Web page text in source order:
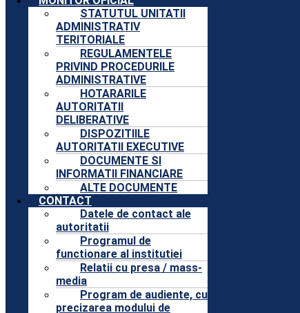
STATUTUL UNITATII
ADMINISTRATIV
TERITORIALE
REGULAMENTELE
PRIVIND PROCEDURILE
ADMINISTRATIVE
HOTARARILE
AUTORITATII
DELIBERATIVE
DISPOZITIILE
AUTORITATII EXECUTIVE
DOCUMENTE SI
INFORMATII FINANCIARE
ALTE DOCUMENTE
CONTACT
Datele de contact ale
autoritatii
Programul de
functionare al institutiei
Relatii cu presa / mass-
media
Program de audiente, cu
precizarea modului de